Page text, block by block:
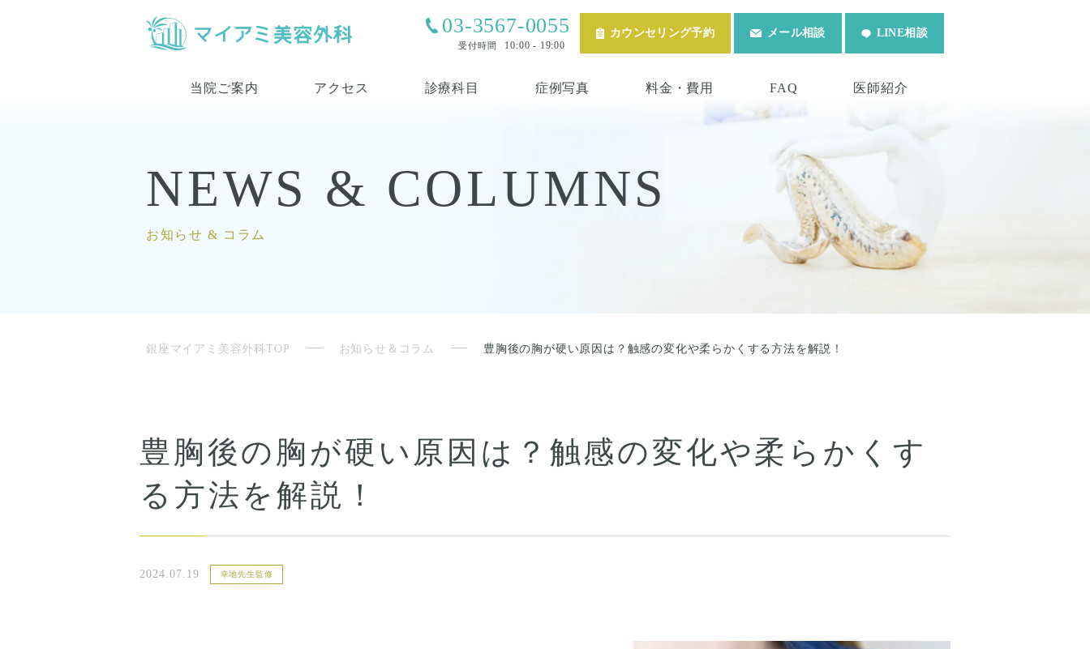
03-3567-0055
受付時間 10:00 - 19:00
カウンセリング予約 メール相談 LINE相談
当院ご案内 アクセス 診療科目 症例写真 料金・費用 FAQ 医師紹介
NEWS & COLUMNS
お知らせ & コラム
銀座マイアミ美容外科TOP お知らせ＆コラム 豊胸後の胸が硬い原因は？触感の変化や柔らかくする方法を解説！
豊胸後の胸が硬い原因は？触感の変化や柔らかくす
る方法を解説！
2024.07.19 幸地先生監修